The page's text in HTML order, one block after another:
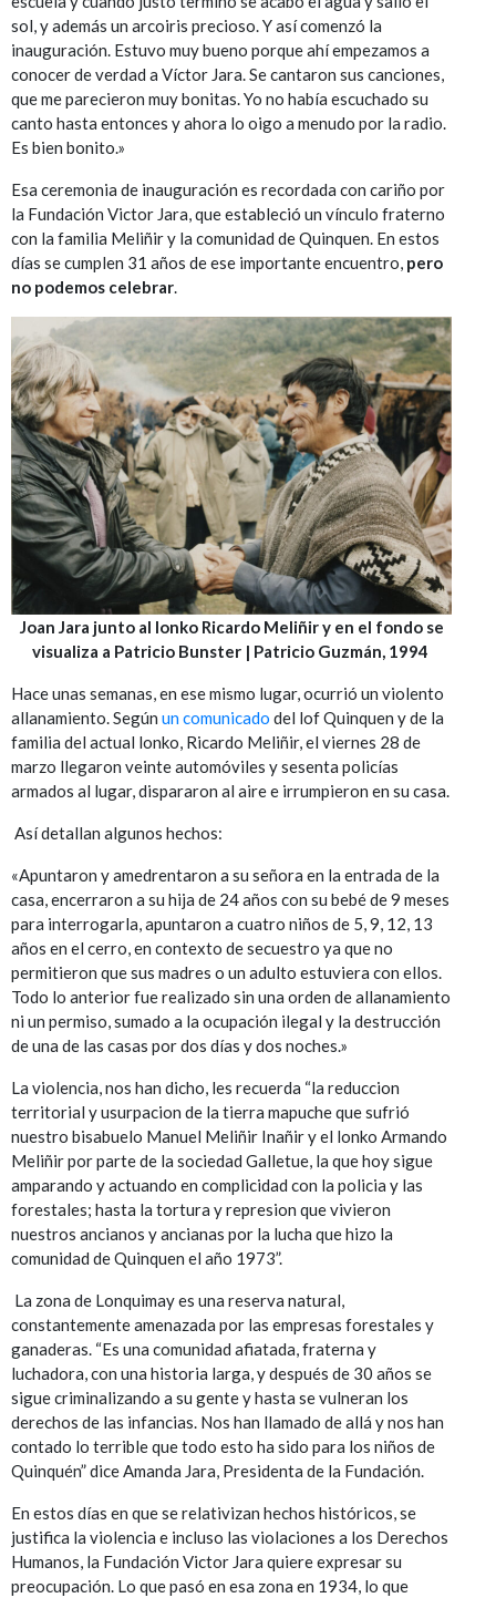
sol, y además un arcoiris precioso. Y así comenzó la
inauguración. Estuvo muy bueno porque ahí empezamos a
conocer de verdad a Víctor Jara. Se cantaron sus canciones,
que me parecieron muy bonitas. Yo no había escuchado su
canto hasta entonces y ahora lo oigo a menudo por la radio.
Es bien bonito.»
Esa ceremonia de inauguración es recordada con cariño por
la Fundación Victor Jara, que estableció un vínculo fraterno
con la familia Meliñir y la comunidad de Quinquen. En estos
días se cumplen 31 años de ese importante encuentro, pero
no podemos celebrar.
Joan Jara junto al lonko Ricardo Meliñir y en el fondo se
visualiza a Patricio Bunster | Patricio Guzmán, 1994
Hace unas semanas, en ese mismo lugar, ocurrió un violento
allanamiento. Según un comunicado del lof Quinquen y de la
familia del actual lonko, Ricardo Meliñir, el viernes 28 de
marzo llegaron veinte automóviles y sesenta policías
armados al lugar, dispararon al aire e irrumpieron en su casa.
Así detallan algunos hechos:
«Apuntaron y amedrentaron a su señora en la entrada de la
casa, encerraron a su hija de 24 años con su bebé de 9 meses
para interrogarla, apuntaron a cuatro niños de 5, 9, 12, 13
años en el cerro, en contexto de secuestro ya que no
permitieron que sus madres o un adulto estuviera con ellos.
Todo lo anterior fue realizado sin una orden de allanamiento
ni un permiso, sumado a la ocupación ilegal y la destrucción
de una de las casas por dos días y dos noches.»
La violencia, nos han dicho, les recuerda “la reduccion
territorial y usurpacion de la tierra mapuche que sufrió
nuestro bisabuelo Manuel Meliñir Inañir y el lonko Armando
Meliñir por parte de la sociedad Galletue, la que hoy sigue
amparando y actuando en complicidad con la policia y las
forestales; hasta la tortura y represion que vivieron
nuestros ancianos y ancianas por la lucha que hizo la
comunidad de Quinquen el año 1973”.
La zona de Lonquimay es una reserva natural,
constantemente amenazada por las empresas forestales y
ganaderas. “Es una comunidad afiatada, fraterna y
luchadora, con una historia larga, y después de 30 años se
sigue criminalizando a su gente y hasta se vulneran los
derechos de las infancias. Nos han llamado de allá y nos han
contado lo terrible que todo esto ha sido para los niños de
Quinquén” dice Amanda Jara, Presidenta de la Fundación.
En estos días en que se relativizan hechos históricos, se
justifica la violencia e incluso las violaciones a los Derechos
Humanos, la Fundación Victor Jara quiere expresar su
preocupación. Lo que pasó en esa zona en 1934, lo que